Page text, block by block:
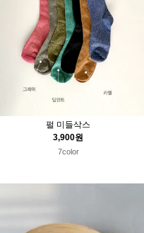
펄 미들삭스
3,900원
7color